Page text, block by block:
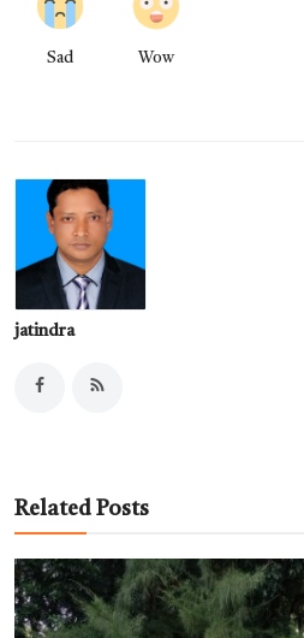
Sad Wow
jatindra
Related Posts